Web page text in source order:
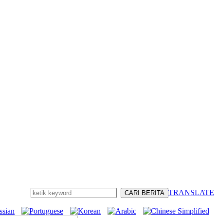
TRANSLATE